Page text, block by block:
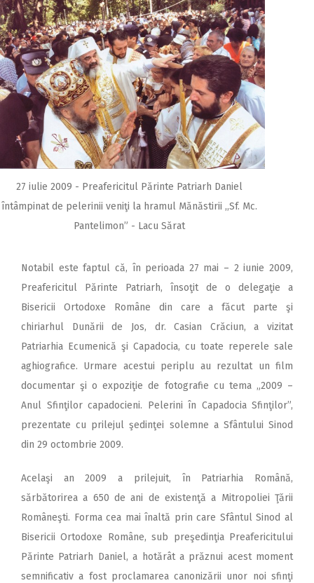
27 iulie 2009 - Preafericitul Părinte Patriarh Daniel
întâmpinat de pelerinii veniţi la hramul Mănăstirii ,,Sf. Mc.
Pantelimon” - Lacu Sărat
Notabil este faptul că, în perioada 27 mai – 2 iunie 2009,
Preafericitul Părinte Patriarh, însoţit de o delegaţie a
Bisericii Ortodoxe Române din care a făcut parte şi
chiriarhul Dunării de Jos, dr. Casian Crăciun, a vizitat
Patriarhia Ecumenică şi Capadocia, cu toate reperele sale
aghiografice. Urmare acestui periplu au rezultat un film
documentar şi o expoziţie de fotografie cu tema „2009 –
Anul Sfinţilor capadocieni. Pelerini în Capadocia Sfinţilor”,
prezentate cu prilejul şedinţei solemne a Sfântului Sinod
din 29 octombrie 2009.
Acelaşi an 2009 a prilejuit, în Patriarhia Română,
sărbătorirea a 650 de ani de existenţă a Mitropoliei Ţării
Româneşti. Forma cea mai înaltă prin care Sfântul Sinod al
Bisericii Ortodoxe Române, sub preşedinţia Preafericitului
Părinte Patriarh Daniel, a hotărât a prăznui acest moment
semnificativ a fost proclamarea canonizării unor noi sfinţi